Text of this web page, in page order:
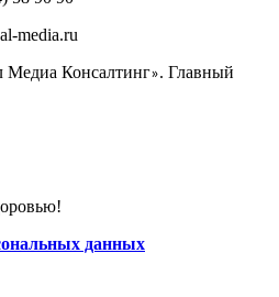
media.ru
Медиа Консалтинг». Главный
данных